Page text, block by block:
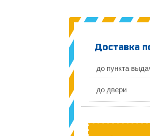
Доставка
до пункта
до двери